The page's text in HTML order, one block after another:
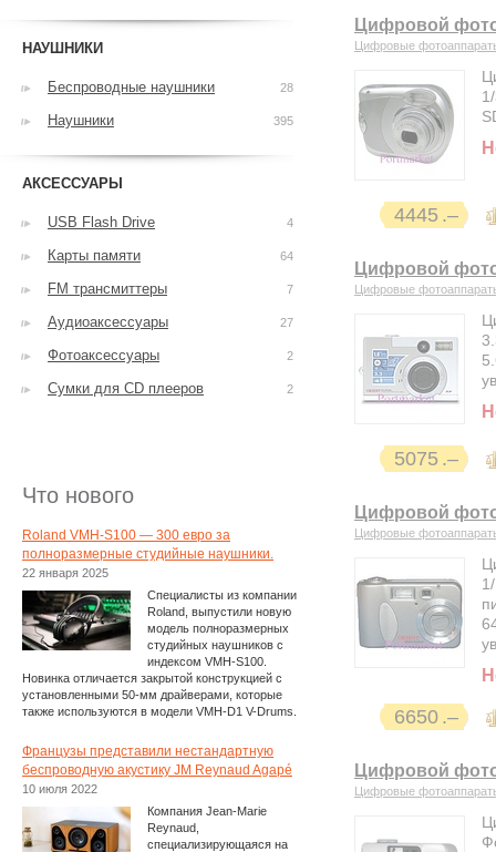
Цифровой
Цифровые
4445
Цифровой
Цифровые
5075
Цифровой
Цифровые
6650
Цифровой
Цифровые
НАУШНИКИ
Беспроводные наушники 28
Наушники 395
АКСЕССУАРЫ
USB Flash Drive 4
Карты памяти 64
FM трансмиттеры 7
Аудиоаксессуары 27
Фотоаксессуары 2
Сумки для CD плееров 2
Что нового
Roland VMH-S100 — 300 евро за
полноразмерные студийные наушники.
22 января 2025
Специалисты из компании
Roland, выпустили новую
модель полноразмерных
студийных наушников с
индексом VMH-S100.
Новинка отличается закрытой конструкцией с
установленными 50-мм драйверами, которые
также используются в модели VMH-D1 V-Drums.
Французы представили нестандартную
беспроводную акустику JM Reynaud Agapé
10 июля 2022
Компания Jean-Marie
Reynaud,
специализирующаяся на